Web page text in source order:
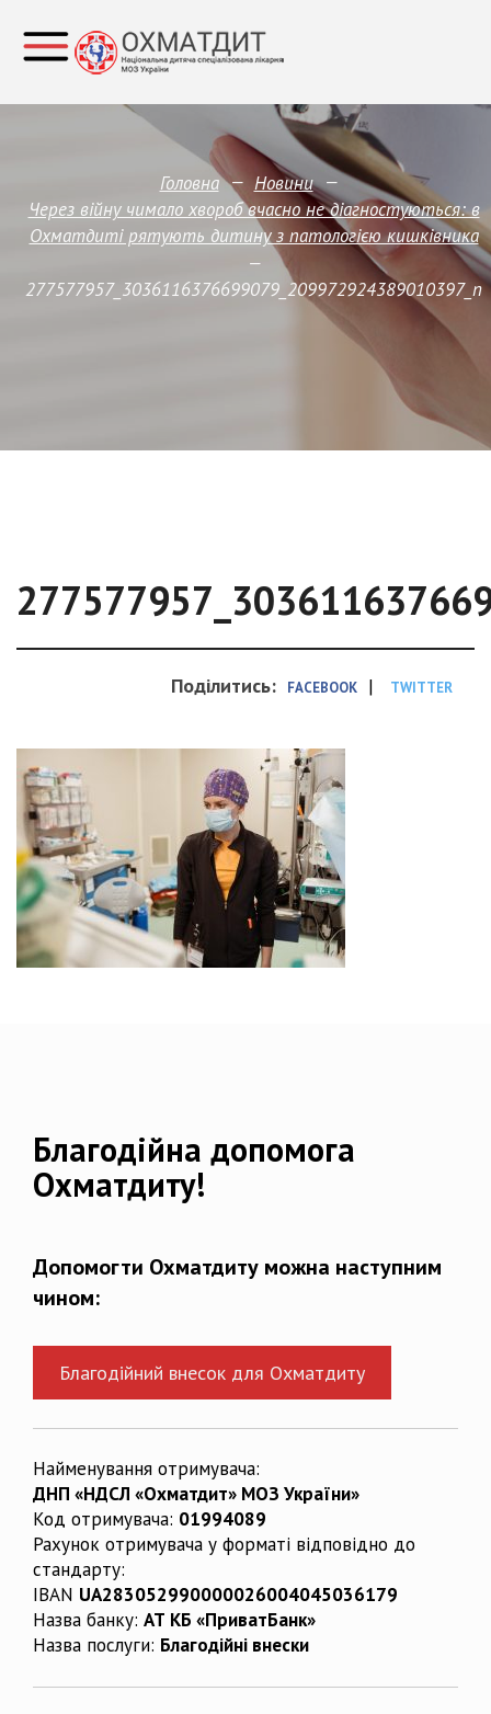
Головна — Новини —
Через війну чимало хвороб вчасно не діагностуються: в
Охматдиті рятують дитину з патологією кишківника
—
277577957_3036116376699079_209972924389010397_n
Поділитись: FACEBOOK | TWITTER
Благодійна допомога
Охматдиту!
Допомогти Охматдиту можна наступним
чином:
Благодійний внесок для Охматдиту
Найменування отримувача:
ДНП «НДСЛ «Охматдит» МОЗ України»
Код отримувача: 01994089
Рахунок отримувача у форматі відповідно до
стандарту:
IBAN UA283052990000026004045036179
Назва банку: АТ КБ «ПриватБанк»
Назва послуги: Благодійні внески